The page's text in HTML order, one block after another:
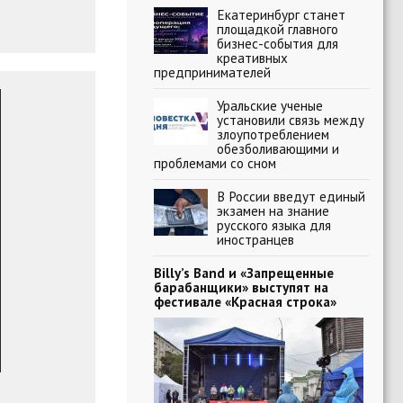
Екатеринбург станет
площадкой главного
бизнес-события для
креативных
предпринимателей
Уральские ученые
установили связь между
злоупотреблением
обезболивающими и
проблемами со сном
В России введут единый
экзамен на знание
русского языка для
иностранцев
Billy’s Band и «Запрещенные
барабанщики» выступят на
фестивале «Красная строка»